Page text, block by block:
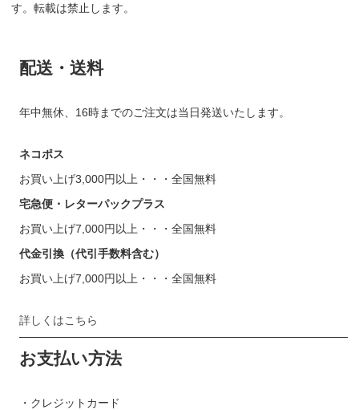
す。転載は禁止します。
配送・送料
年中無休、16時までのご注文は当日発送いたします。
ネコポス
お買い上げ3,000円以上・・・全国無料
宅急便・レターパックプラス
お買い上げ7,000円以上・・・全国無料
代金引換（代引手数料含む）
お買い上げ7,000円以上・・・全国無料
詳しくはこちら
お支払い方法
・クレジットカード